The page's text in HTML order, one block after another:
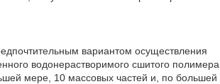
вариантом осуществления
водонерастворимого сшитого полимера
мере, 10 массовых частей и, по большей